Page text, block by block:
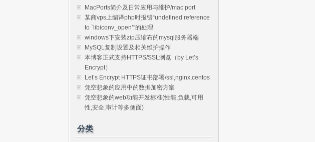
MacPorts简介及日常应用与维护/mac port
某商vps上编译php时报错“undefined reference
to `libiconv_open’”的处理
windows下安装zip压缩布的mysql服务器端
MySQL复制设置及相关维护操作
本博客正式支持HTTPS/SSL浏览（by Let’s
Encrypt）
Let’s Encrypt HTTPS证书部署/ssl,nginx,centos
凭空想象的应用中的数据加密方案
凭空想象的web功能开发标准(性能,负载,可用
性,安全,审计等多侧面)
分类